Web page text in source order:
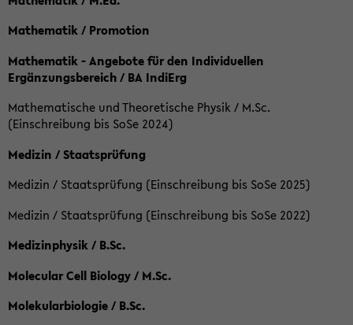
Mathematik / Promotion
Mathematik - Angebote für den Individuellen
Ergänzungsbereich / BA IndiErg
Mathematische und Theoretische Physik / M.Sc.
(Einschreibung bis SoSe 2024)
Medizin / Staatsprüfung
Medizin / Staatsprüfung (Einschreibung bis SoSe 2025)
Medizin / Staatsprüfung (Einschreibung bis SoSe 2022)
Medizinphysik / B.Sc.
Molecular Cell Biology / M.Sc.
Molekularbiologie / B.Sc.